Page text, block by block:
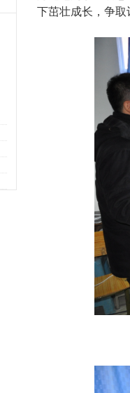
下茁壮成长，争取